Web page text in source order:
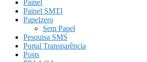
Painel
Painel SMTI
Papelzero
Sem Papel
Pesquisa SMS
Portal Transparência
Posts